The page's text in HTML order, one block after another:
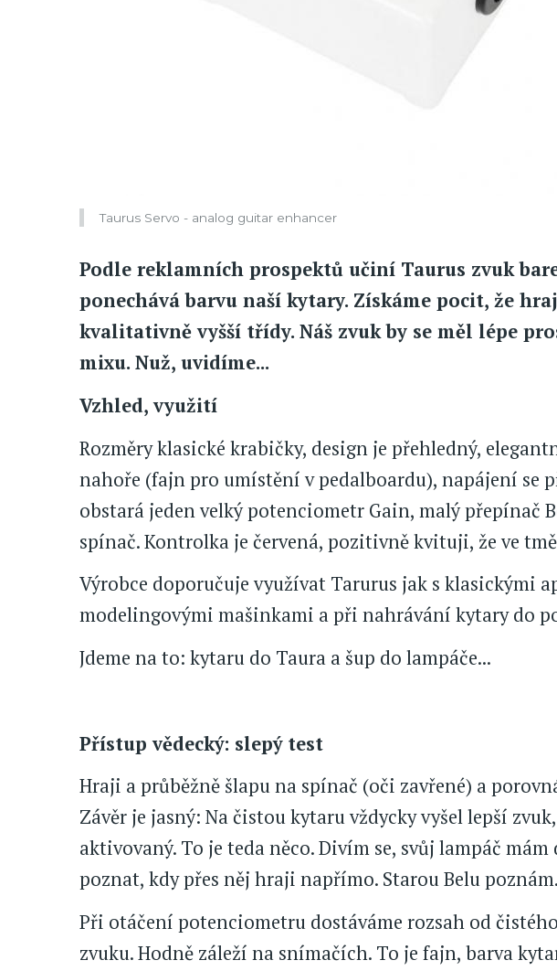
Taurus Servo - analog guitar enhancer
Podle reklamních prospektů učiní Taurus zvuk
ponechává barvu naší kytary. Získáme pocit, že
kvalitativně vyšší třídy. Náš zvuk by se měl lépe
mixu. Nuž, uvidíme...
Vzhled, využití
Rozměry klasické krabičky, design je přehledný,
nahoře (fajn pro umístění v pedalboardu), napájení se
obstará jeden velký potenciometr Gain, malý přepínač
spínač. Kontrolka je červená, pozitivně kvituji, že ve
Výrobce doporučuje využívat Tarurus jak s klasickými
modelingovými mašinkami a při nahrávání kytary do
Jdeme na to: kytaru do Taura a šup do lampáče...
Přístup vědecký: slepý test
Hraji a průběžně šlapu na spínač (oči zavřené) a
Závěr je jasný: Na čistou kytaru vždycky vyšel lepší
aktivovaný. To je teda něco. Divím se, svůj lampáč
poznat, kdy přes něj hraji napřímo. Starou Belu
Při otáčení potenciometru dostáváme rozsah od
zvuku. Hodně záleží na snímačích. To je fajn, barva